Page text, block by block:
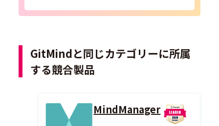
GitMindと同じカテゴリーに所属
する競合製品
MindManager